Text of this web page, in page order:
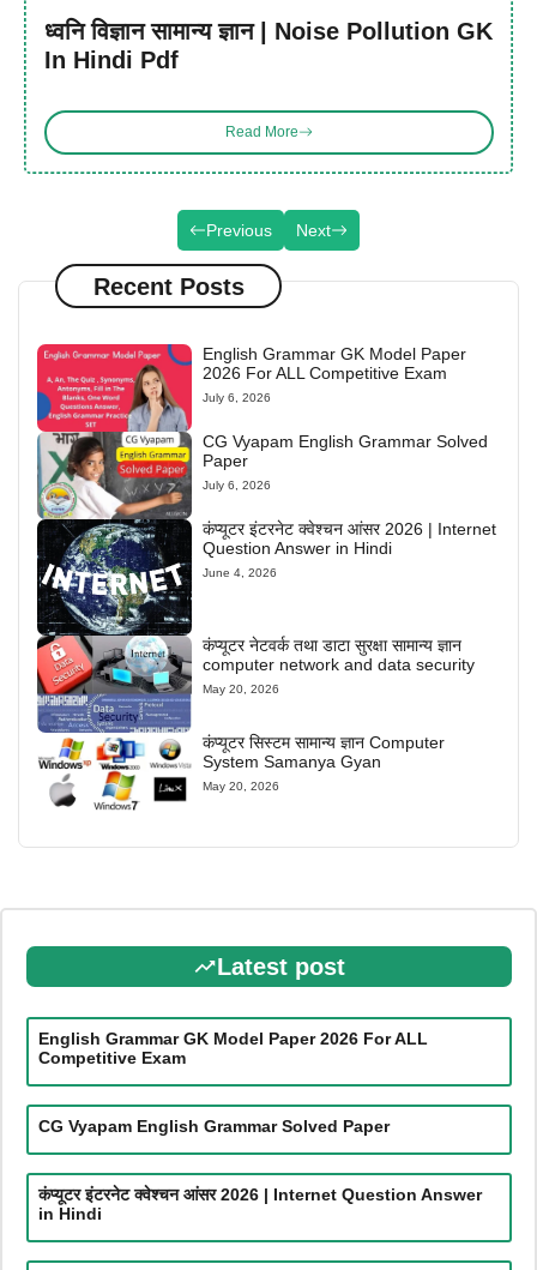
ध्वनि विज्ञान सामान्य ज्ञान | Noise Pollution GK
In Hindi Pdf
Read More
Previous Next
Recent Posts
English Grammar GK Model Paper
2026 For ALL Competitive Exam
July 6, 2026
CG Vyapam English Grammar Solved
Paper
July 6, 2026
कंप्यूटर इंटरनेट क्वेश्चन आंसर 2026 | Internet
Question Answer in Hindi
June 4, 2026
कंप्यूटर नेटवर्क तथा डाटा सुरक्षा सामान्य ज्ञान
computer network and data security
May 20, 2026
कंप्यूटर सिस्टम सामान्य ज्ञान Computer
System Samanya Gyan
May 20, 2026
Latest post
English Grammar GK Model Paper 2026 For ALL
Competitive Exam
CG Vyapam English Grammar Solved Paper
कंप्यूटर इंटरनेट क्वेश्चन आंसर 2026 | Internet Question Answer
in Hindi